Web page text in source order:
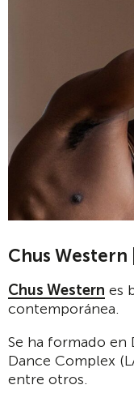
Chus Western
Chus Western es
contemporánea.
Se ha formado en
Dance Complex
entre otros.